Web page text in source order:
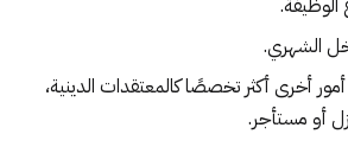
الشهري.
أخرى أكثر تخصصًا كالمعتقدات الدينية،
أو مستأجر.